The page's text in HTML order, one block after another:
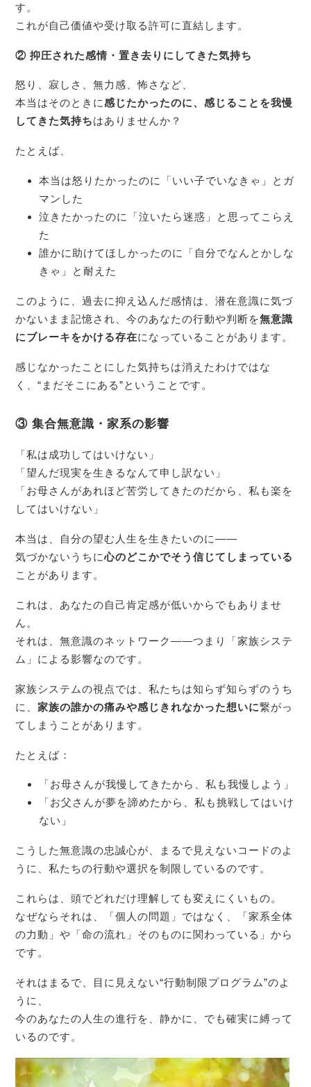
す。
これが自己価値や受け取る許可に直結します。
② 抑圧された感情・置き去りにしてきた気持ち
怒り、寂しさ、無力感、怖さなど、
本当はそのときに感じたかったのに、感じることを我慢
してきた気持ちはありませんか？
たとえば、
本当は怒りたかったのに「いい子でいなきゃ」とガ
マンした
泣きたかったのに「泣いたら迷惑」と思ってこらえ
た
誰かに助けてほしかったのに「自分でなんとかしな
きゃ」と耐えた
このように、過去に抑え込んだ感情は、潜在意識に気づ
かないまま記憶され、今のあなたの行動や判断を無意識
にブレーキをかける存在になっていることがあります。
感じなかったことにした気持ちは消えたわけではな
く、“まだそこにある”ということです。
③ 集合無意識・家系の影響
「私は成功してはいけない」
「望んだ現実を生きるなんて申し訳ない」
「お母さんがあれほど苦労してきたのだから、私も楽を
してはいけない」
本当は、自分の望む人生を生きたいのに――
気づかないうちに心のどこかでそう信じてしまっている
ことがあります。
これは、あなたの自己肯定感が低いからでもありませ
ん。
それは、無意識のネットワーク――つまり「家族システ
ム」による影響なのです。
家族システムの視点では、私たちは知らず知らずのうち
に、家族の誰かの痛みや感じきれなかった想いに繋がっ
てしまうことがあります。
たとえば：
「お母さんが我慢してきたから、私も我慢しよう」
「お父さんが夢を諦めたから、私も挑戦してはいけ
ない」
こうした無意識の忠誠心が、まるで見えないコードのよ
うに、私たちの行動や選択を制限しているのです。
これらは、頭でどれだけ理解しても変えにくいもの。
なぜならそれは、「個人の問題」ではなく、「家系全体
の力動」や「命の流れ」そのものに関わっている」から
です。
それはまるで、目に見えない“行動制限プログラム”のよ
うに、
今のあなたの人生の進行を、静かに、でも確実に縛って
いるのです。